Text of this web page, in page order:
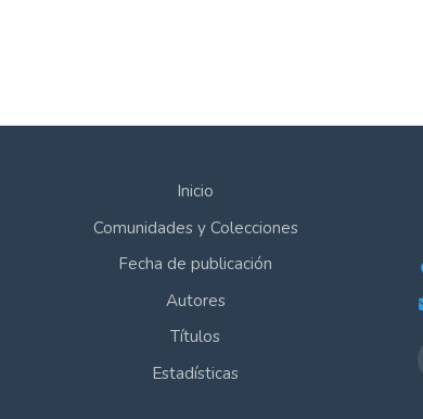
Inicio
Comunidades y Colecciones
Fecha de publicación
Autores
Títulos
Estadísticas